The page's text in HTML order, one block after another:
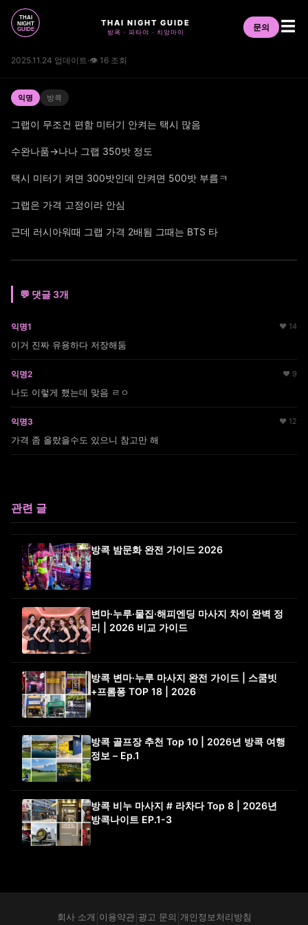
THAI NIGHT GUIDE
방콕 · 파타야 · 치앙마이 문의 ☰
2025.11.24 업데이트·👁 16 조회
익명 방콕
그랩이 무조건 편함 미터기 안켜는 택시 많음
수완나품→나나 그랩 350밧 정도
택시 미터기 켜면 300밧인데 안켜면 500밧 부름ㅋ
그랩은 가격 고정이라 안심
근데 러시아워때 그랩 가격 2배됨 그때는 BTS 타
💬 댓글 3개
익명1 ♥ 14
이거 진짜 유용하다 저장해둠
익명2 ♥ 9
나도 이렇게 했는데 맞음 ㄹㅇ
익명3 ♥ 12
가격 좀 올랐을수도 있으니 참고만 해
관련 글
방콕 밤문화 완전 가이드 2026
변마·누루·물집·해피엔딩 마사지 차이 완벽 정
리 | 2026 비교 가이드
방콕 변마·누루 마사지 완전 가이드 | 스쿰빗
+프롬퐁 TOP 18 | 2026
방콕 골프장 추천 Top 10 | 2026년 방콕 여행
정보 – Ep.1
방콕 비누 마사지 # 라차다 Top 8 | 2026년
방콕나이트 EP.1-3
회사 소개 이용약관| 광고 문의 개인정보처리방침